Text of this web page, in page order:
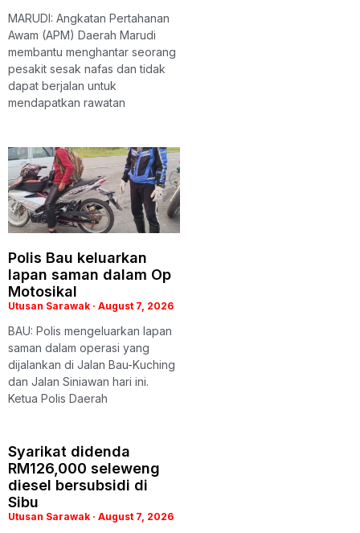
MARUDI: Angkatan Pertahanan
Awam (APM) Daerah Marudi
membantu menghantar seorang
pesakit sesak nafas dan tidak
dapat berjalan untuk
mendapatkan rawatan
Polis Bau keluarkan
lapan saman dalam Op
Motosikal
Utusan Sarawak August 7, 2026
BAU: Polis mengeluarkan lapan
saman dalam operasi yang
dijalankan di Jalan Bau-Kuching
dan Jalan Siniawan hari ini.
Ketua Polis Daerah
Syarikat didenda
RM126,000 seleweng
diesel bersubsidi di
Sibu
Utusan Sarawak August 7, 2026